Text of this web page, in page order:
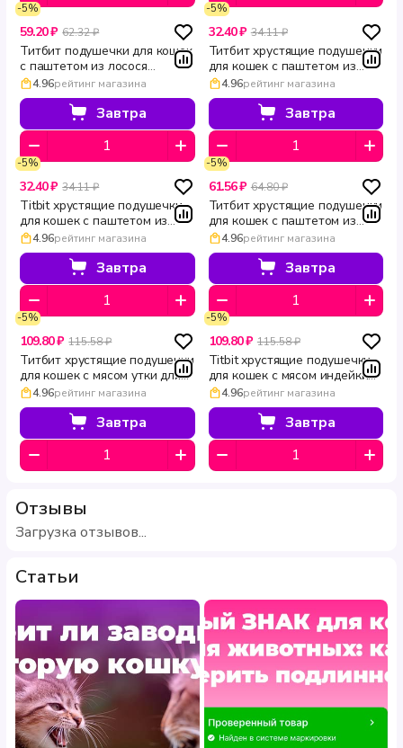
-5%
59.20 ₽ 62.32 ₽
Титбит подушечки для кошек
с паштетом из лосося
хрустящие 60 г
4.96рейтинг магазина
Завтра
-5%
32.40 ₽ 34.11 ₽
Титбит хрустящие подушечки
для кошек с паштетом из
кролика и сыром 30 г
4.96рейтинг магазина
Завтра
-5%
32.40 ₽ 34.11 ₽
Titbit хрустящие подушечки
для кошек с паштетом из
индейки 30 г
4.96рейтинг магазина
Завтра
-5%
61.56 ₽ 64.80 ₽
Титбит хрустящие подушечки
для кошек с паштетом из
говядины 60 г
4.96рейтинг магазина
Завтра
-5%
109.80 ₽ 115.58 ₽
Титбит хрустящие подушечки
для кошек с мясом утки для
чистки зубов 60 г
4.96рейтинг магазина
Завтра
-5%
109.80 ₽ 115.58 ₽
Titbit хрустящие подушечки
для кошек с мясом индейки
для здоровья сердца 60 г
4.96рейтинг магазина
Завтра
Отзывы
Загрузка отзывов...
Статьи